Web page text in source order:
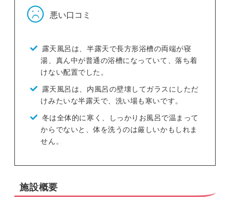
悪い口コミ
露天風呂は、半露天で長方形浴槽の両端が寝
湯、真ん中が普通の浴槽になっていて、落ち着
けない配置でした。
露天風呂は、内風呂の壁壊してガラスにしただ
けみたいな半露天で、洗い場も寒いです。
冬は全体的に寒く、しっかりお風呂で温まって
からでないと、体を洗うのは厳しいかもしれま
せん。
施設概要